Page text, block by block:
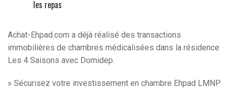
les repas
Achat-Ehpad.com a déjà réalisé des transactions
immobilières de chambres médicalisées dans la résidence
Les 4 Saisons avec Domidep.
» Sécurisez votre investissement en chambre Ehpad LMNP